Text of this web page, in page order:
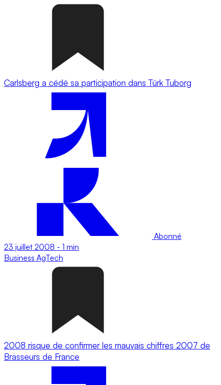
Carlsberg a cédé sa participation dans Türk Tuborg
Abonné
23 juillet 2008 - 1 min
Business AgTech
2008 risque de confirmer les mauvais chiffres 2007 de
Brasseurs de France